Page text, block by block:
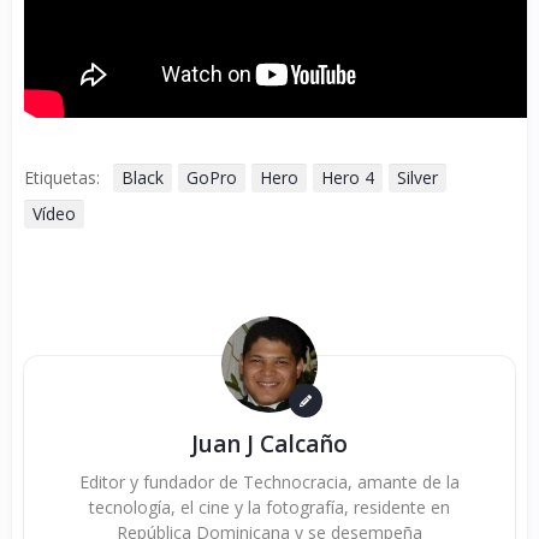
Etiquetas: Black GoPro Hero Hero 4
Silver
Vídeo
Juan J Calcaño
Editor y fundador de Technocracia, amante de la
tecnología, el cine y la fotografía, residente en
República Dominicana y se desempeña